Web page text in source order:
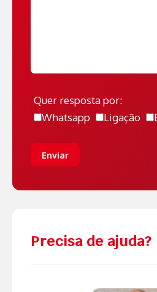
Quer resposta por:
Whatsapp
Ligação
Enviar
Precisa de ajuda?